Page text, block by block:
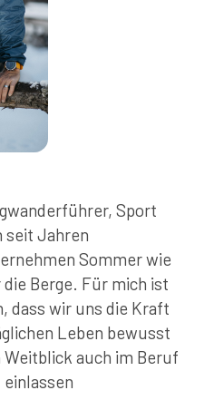
Sport
seit Jahren
Sommer wie
Berge. Für mich ist
dass wir uns die Kraft
Leben bewusst
auch im Beruf